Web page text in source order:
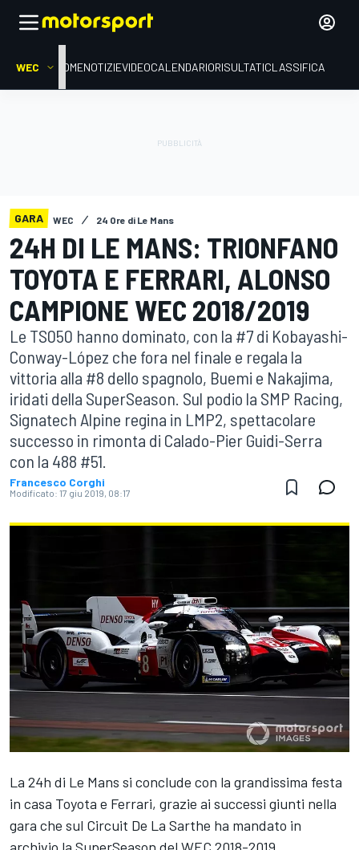
WEC HOMENOTIZIEVIDEOCALENDARIORISULTATICLASSIFICA
GARA WEC 24 Ore di Le Mans
24H DI LE MANS: TRIONFANO
TOYOTA E FERRARI, ALONSO
CAMPIONE WEC 2018/2019
Le TS050 hanno dominato, con la #7 di Kobayashi-
Conway-López che fora nel finale e regala la
vittoria alla #8 dello spagnolo, Buemi e Nakajima,
iridati della SuperSeason. Sul podio la SMP Racing,
Signatech Alpine regina in LMP2, spettacolare
successo in rimonta di Calado-Pier Guidi-Serra
con la 488 #51.
Francesco Corghi
Modificato: 17 giu 2019, 08:17
La 24h di Le Mans si conclude con la grandissima festa
in casa Toyota e Ferrari, grazie ai successi giunti nella
gara che sul Circuit De La Sarthe ha mandato in